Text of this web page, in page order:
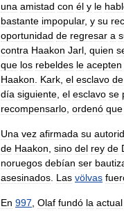
una amistad con él y le
bastante impopular, y su
oportunidad de regresar a
contra Haakon Jarl, quien
que los rebeldes le acepten
Haakon. Kark, el esclavo de
día siguiente, el esclavo se
recompensarlo, ordenó que
Una vez afirmada su
de Haakon, sino del rey de
noruegos debían ser
asesinados. Las völvas
En 997, Olaf fundó la actual